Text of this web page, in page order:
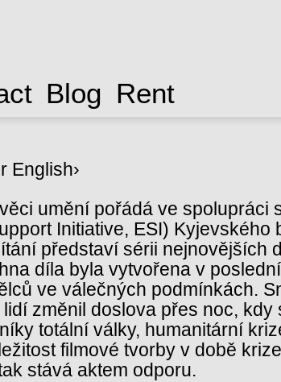
Blog Rent
English›
umění pořádá ve spolupráci
Initiative, ESI)
představí sérii nejnovějších
díla byla vytvořena v
ve válečných podmínkách.
změnil doslova přes noc,
totální války, humanitární
filmové tvorby v době
stává aktem odporu.